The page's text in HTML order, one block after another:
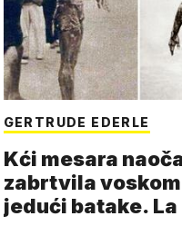
GERTRUDE EDERLE
Kći mesara
zabrtvila
jedući batake.